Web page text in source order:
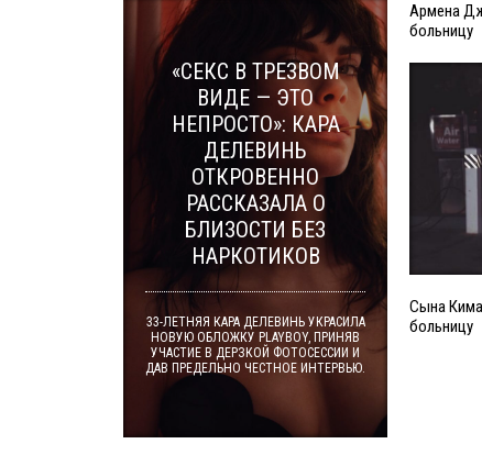
Армена
больницу
Сына
больницу
«СЕКС В ТРЕЗВОМ
ВИДЕ — ЭТО
НЕПРОСТО»: КАРА
ДЕЛЕВИНЬ
ОТКРОВЕННО
РАССКАЗАЛА О
БЛИЗОСТИ БЕЗ
НАРКОТИКОВ
33-ЛЕТНЯЯ КАРА ДЕЛЕВИНЬ УКРАСИЛА
НОВУЮ ОБЛОЖКУ PLAYBOY, ПРИНЯВ
УЧАСТИЕ В ДЕРЗКОЙ ФОТОСЕССИИ И
ДАВ ПРЕДЕЛЬНО ЧЕСТНОЕ ИНТЕРВЬЮ.